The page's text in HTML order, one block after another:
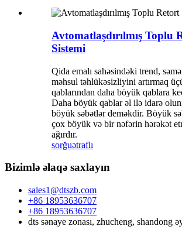
Avtomatlaşdırılmış Toplu
Sistemi
Qida emalı sahəsindəki trend,
məhsul təhlükəsizliyini artırmaq
qablarından daha böyük qablara
Daha böyük qablar əl ilə idarə
böyük səbətlər deməkdir. Böyük
çox böyük və bir nəfərin hərəkət
ağırdır.
sorğuətraflı
Bizimlə əlaqə saxlayın
sales1@dtszb.com
+86 18953636707
+86 18953636707
dts sənaye zonası, zhucheng, shandong